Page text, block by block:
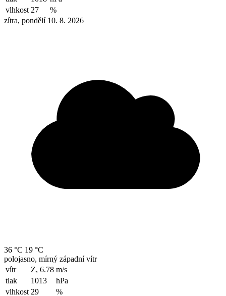
vlhkost 27
%
zítra, pondělí 10. 8. 2026
36 °C 19 °C
polojasno, mírný západní vítr
vítr
Z, 6.78 m/s
tlak
1013
hPa
vlhkost 29
%